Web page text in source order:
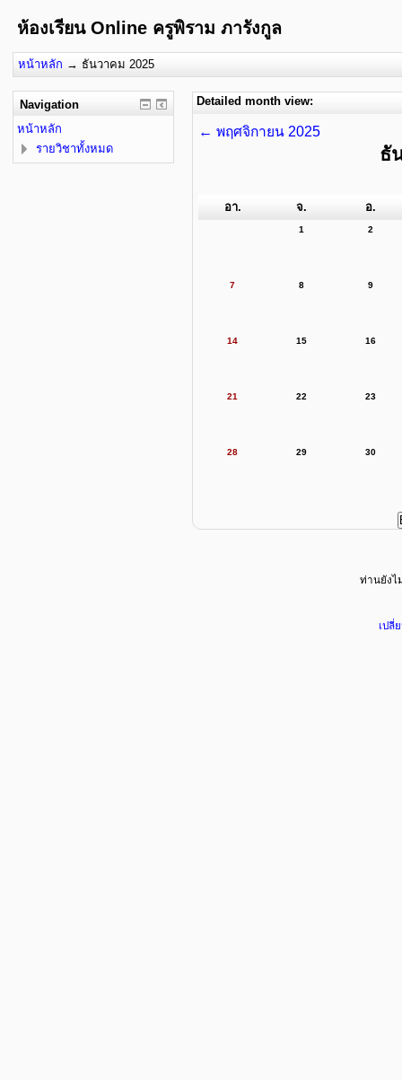
ห้องเรียน Online ครูพิราม ภารังกูล
หน้าหลัก → ธันวาคม 2025
Detailed month view:
← พฤศจิกายน 2025
ธั
อา. จ. อ.
1 2
7 8 9
14 15 16
21 22 23
28 29 30
Navigation
หน้าหลัก
รายวิชาทั้งหมด
ท่านยังไ
เปลี่